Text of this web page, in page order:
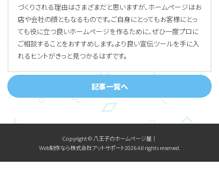
づくりされる理由はさまざまだと思いますが、ホームページはお
店や会社の顔ともなるものです。ご自身にとってもお客様にとっ
ても役に立つ良いホームページを作るために、ぜひ一度プロに
ご相談することをおすすめします。より良い宣伝ツールを手に入
れるヒントがきっと見つかるはずです。
記事一覧へ
Copyright © 八王子のホームページ屋│
Web制作なら株式会社アットサポート2026 All rights reserved.